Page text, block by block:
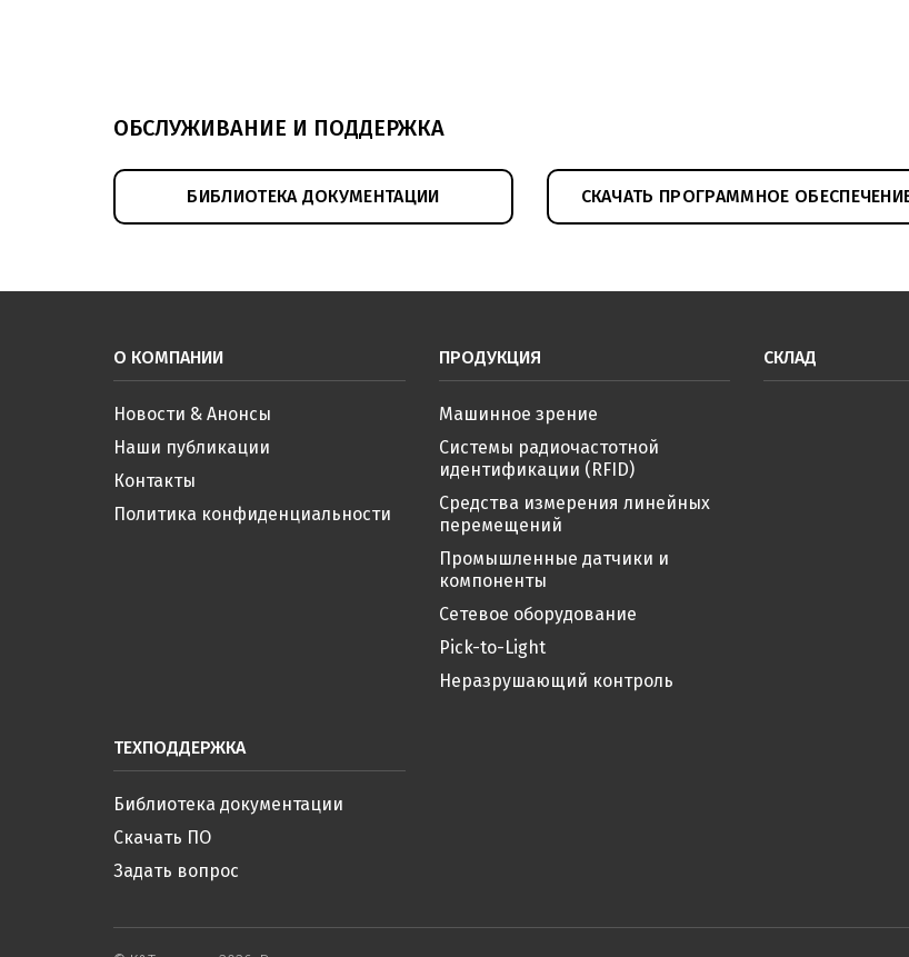
ОБСЛУЖИВАНИЕ И ПОДДЕРЖКА
БИБЛИОТЕКА ДОКУМЕНТАЦИИ СКАЧАТЬ ПРОГРАММНОЕ
О КОМПАНИИ
Новости & Анонсы
Наши публикации
Контакты
Политика конфиденциальности
ПРОДУКЦИЯ
Машинное зрение
Системы радиочастотной
идентификации (RFID)
Средства измерения линейных
перемещений
Промышленные датчики и
компоненты
Сетевое оборудование
Pick-to-Light
Неразрушающий контроль
СКЛАД
ТЕХПОДДЕРЖКА
Библиотека документации
Скачать ПО
Задать вопрос